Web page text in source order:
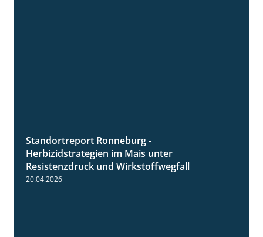
Standortreport Ronneburg -
Herbizidstrategien im Mais unter
Resistenzdruck und Wirkstoffwegfall
20.04.2026